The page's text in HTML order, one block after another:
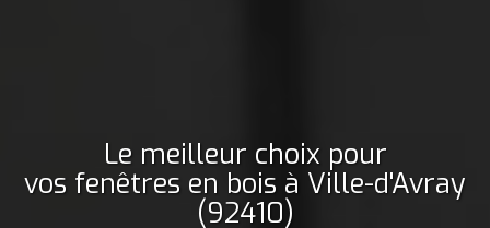
Le meilleur choix pour
vos fenêtres en bois à Ville-d'Avray
(92410)